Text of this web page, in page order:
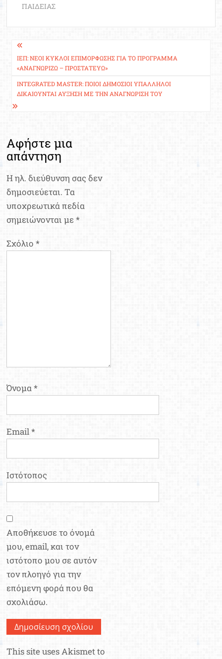
ΠΑΙΔΕΙΑΣ
Πλοήγηση
άρθρων
ΙΕΠ: ΝΈΟΙ ΚΎΚΛΟΙ ΕΠΙΜΌΡΦΩΣΗΣ ΓΙΑ ΤΟ ΠΡΌΓΡΑΜΜΑ
«ΑΝΑΓΝΩΡΊΖΩ – ΠΡΟΣΤΑΤΕΎΩ»
INTEGRATED MASTER: ΠΟΙΟΙ ΔΗΜΌΣΙΟΙ ΥΠΆΛΛΗΛΟΙ
ΔΙΚΑΙΟΎΝΤΑΙ ΑΎΞΗΣΗ ΜΕ ΤΗΝ ΑΝΑΓΝΏΡΙΣΉ ΤΟΥ
Αφήστε μια
απάντηση
Η ηλ. διεύθυνση σας δεν
δημοσιεύεται. Τα
υποχρεωτικά πεδία
σημειώνονται με*
Σχόλιο*
Όνομα*
Email*
Ιστότοπος
Αποθήκευσε το όνομά
μου, email, και τον
ιστότοπο μου σε αυτόν
τον πλοηγό για την
επόμενη φορά που θα
σχολιάσω.
This site uses Akismet to